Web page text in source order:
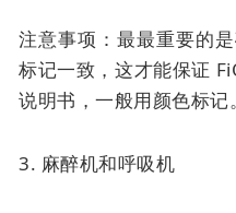
注意事项：最最重要的
标记一致，这才能保证
说明书，一般用颜色标记。
3. 麻醉机和呼吸机